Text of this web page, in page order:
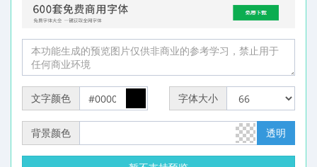
文字颜色 字体大小
背景颜色 透明